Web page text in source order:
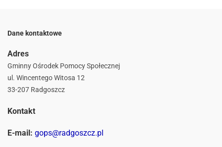
Dane kontaktowe
Adres
Gminny Ośrodek Pomocy Społecznej
ul. Wincentego Witosa 12
33-207 Radgoszcz
Kontakt
E-mail: gops@radgoszcz.pl